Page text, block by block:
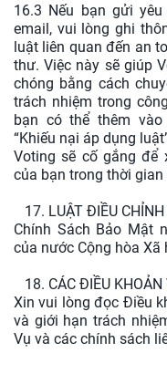
16.3 Nếu bạn gửi
email, vui lòng ghi
luật liên quan đến an
thư. Việc này sẽ giúp
chóng bằng cách
trách nhiệm trong
bạn có thể thêm
“Khiếu nại áp dụng
Voting sẽ cố gắng để
của bạn trong thời
17. LUẬT ĐIỀU CHỈNH
Chính Sách Bảo Mật
của nước Cộng hòa Xã
18. CÁC ĐIỀU KHOẢN
Xin vui lòng đọc Điều
và giới hạn trách
Vụ và các chính sách